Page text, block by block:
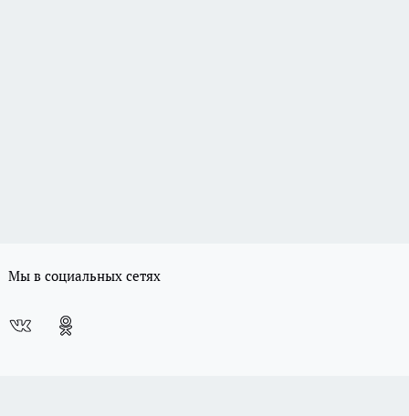
Мы в социальных сетях